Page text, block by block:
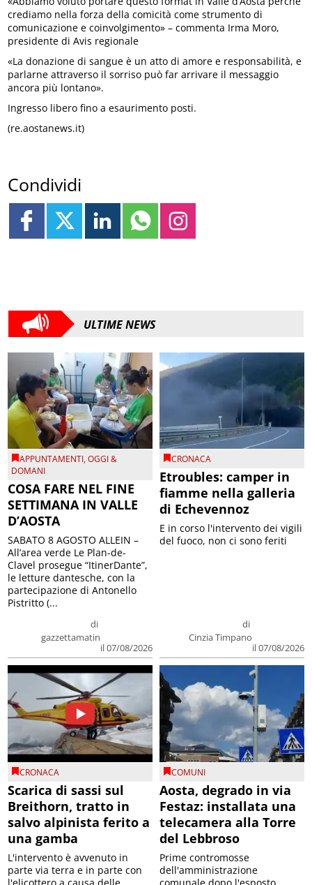
crediamo nella forza della comicità come strumento di
comunicazione e coinvolgimento» – commenta Irma Moro,
presidente di Avis regionale
«La donazione di sangue è un atto di amore e responsabilità, e
parlarne attraverso il sorriso può far arrivare il messaggio
ancora più lontano».
Ingresso libero fino a esaurimento posti.
(re.aostanews.it)
Condividi
ULTIME NEWS
APPUNTAMENTI,OGGI &
DOMANI
COSA FARE NEL FINE
SETTIMANA IN VALLE
D’AOSTA
di
gazzettamatin
il 07/08/2026
SABATO 8 AGOSTO ALLEIN –
All’area verde Le Plan-de-
Clavel prosegue “ItinerDante”,
le letture dantesche, con la
partecipazione di Antonello
Pistritto (...
CRONACA
Etroubles: camper in
fiamme nella galleria
di Echevennoz
di
Cinzia Timpano
il 07/08/2026
E in corso l'intervento dei vigili
del fuoco, non ci sono feriti
CRONACA
Scarica di sassi sul
Breithorn, tratto in
salvo alpinista ferito a
una gamba
L'intervento è avvenuto in
parte via terra e in parte con
COMUNI
Aosta, degrado in via
Festaz: installata una
telecamera alla Torre
del Lebbroso
Prime contromosse
dell'amministrazione